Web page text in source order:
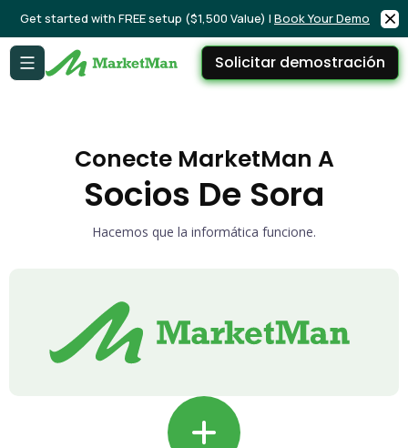
Get started with FREE setup ($1,500 Value) | Book Your Demo
Solicitar demostración
Conecte MarketMan A
Socios De Sora
Hacemos que la informática funcione.
+